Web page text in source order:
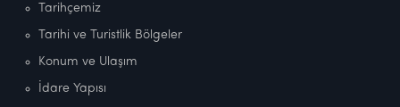
Tarihçemiz
Tarihi ve Turistlik Bölgeler
Konum ve Ulaşım
İdare Yapısı